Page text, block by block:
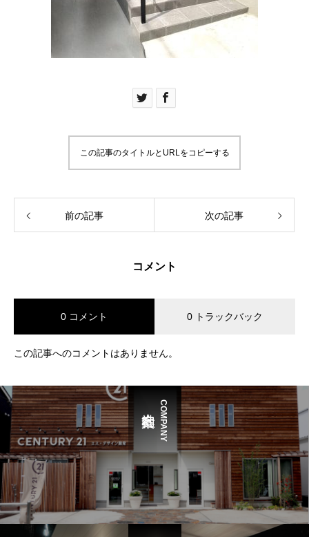
この記事のタイトルとURLをコピーする
前の記事 次の記事
コメント
0 コメント 0 トラックバック
この記事へのコメントはありません。
COMPANY